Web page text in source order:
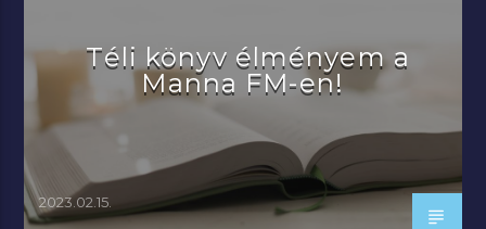
Téli könyv élményem a
Manna FM-en!
2023.02.15.